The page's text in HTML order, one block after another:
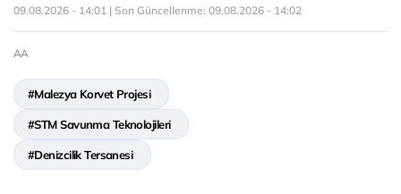
09.08.2026 - 14:01 | Son Güncellenme: 09.08.2026 - 14:02
AA
#Malezya Korvet Projesi
#STM Savunma Teknolojileri
#Denizcilik Tersanesi